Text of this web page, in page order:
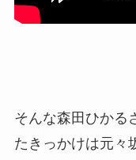
そんな森田ひかる
たきっかけは元々